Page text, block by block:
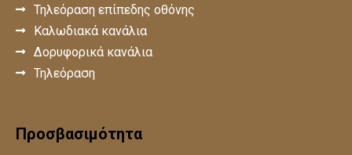
Τηλεόραση επίπεδης οθόνης
Καλωδιακά κανάλια
Δορυφορικά κανάλια
Τηλεόραση
Προσβασιμότητα